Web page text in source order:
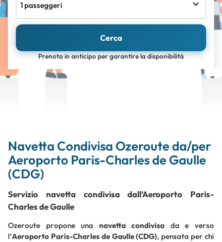
1 passeggeri
Cerca
Prenota in anticipo per garantire la disponibilità
Navetta Condivisa Ozeroute da/per
Aeroporto Paris-Charles de Gaulle
(CDG)
Servizio navetta condivisa dall’Aeroporto Paris-
Charles de Gaulle
Ozeroute propone una navetta condivisa da e verso
l’Aeroporto Paris-Charles de Gaulle (CDG), pensata per chi